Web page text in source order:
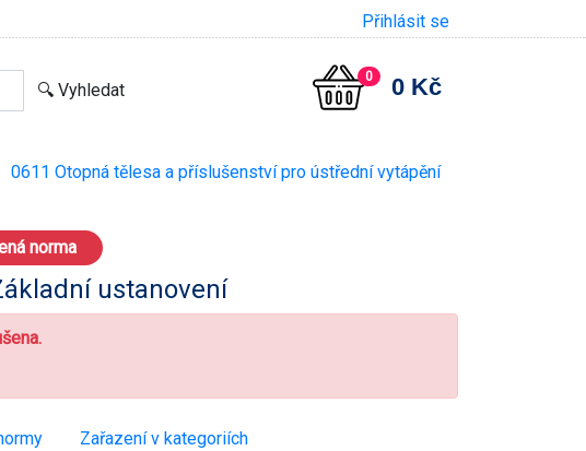
Přihlásit se
0 0 Kč
0611 Otopná tělesa a příslušenství pro ústřední vytápění
norma
ustanovení
Zařazení v kategoriích